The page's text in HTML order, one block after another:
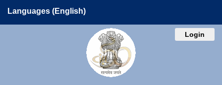
Languages (English)
Login